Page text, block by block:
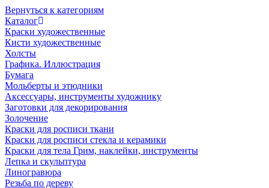
Вернуться к категориям
Каталог
Краски художественные
Кисти художественные
Холсты
Графика. Иллюстрация
Бумага
Мольберты и этюдники
Аксессуары, инструменты художнику
Заготовки для декорирования
Золочение
Краски для росписи ткани
Краски для росписи стекла и керамики
Краски для тела Грим, наклейки, инструменты
Лепка и скульптура
Линогравюра
Резьба по дереву